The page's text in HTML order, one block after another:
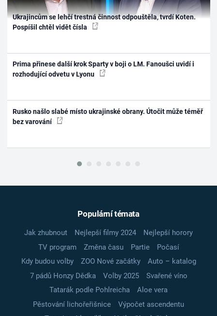
Ukrajincům se lehčí trestná činnost odpouštěla, tvrdí Koten.
Pospíšil chtěl vidět čísla
Prima přinese další krok Sparty v boji o LM. Fanoušci uvidí i
rozhodující odvetu v Lyonu
Rusko našlo slabé místo ukrajinské obrany. Útočit může téměř
bez varování
Populární témata
Jak zhubnout Nejlepší filmy 2024
Nejlepší horory
TV program
Změna času Partie
Počasí
Kdy budou volby
ZOO Nové začátky
Auto – katalog
7 pádů Honzy Dědka
Volby 2025
Svařené víno
Tatarák podle Pohlreicha
Aloe vera
Pěstování lichořeřišnice
Výpočet ascendentu